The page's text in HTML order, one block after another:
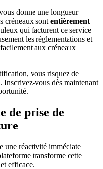
donne une longueur
créneaux sont entièrement
qui facturent ce service
les réglementations et
aux créneaux
vous risquez de
Inscrivez-vous dès maintenant
de prise de
une réactivité immédiate
transforme cette
efficace.